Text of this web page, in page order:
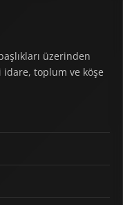
üzerinden
toplum ve köşe